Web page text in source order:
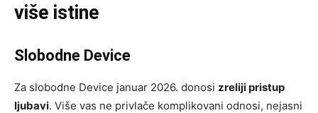
više istine
Slobodne Device
Za slobodne Device januar 2026. donosi zreliji pristup
ljubavi. Više vas ne privlače komplikovani odnosi, nejasni